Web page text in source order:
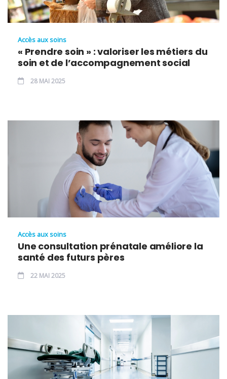
Accès aux soins
« Prendre soin » : valoriser les métiers du
soin et de l’accompagnement social
28 MAI 2025
Accès aux soins
Une consultation prénatale améliore la
santé des futurs pères
22 MAI 2025